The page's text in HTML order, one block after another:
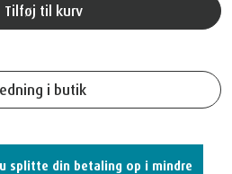
Tilføj til kurv
i butik
splitte din betaling op i mindre